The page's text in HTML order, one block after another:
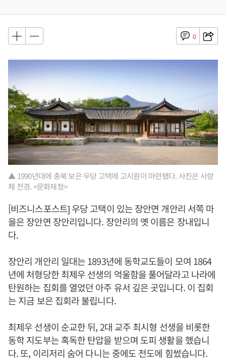
0
▲ 1990년대에 충북 보은 우당 고택에 고시원이 마련됐다. 사진은 사랑
채 전경. <문화재청>
[비즈니스포스트] 우당 고택이 있는 장안면 개안리 서쪽 마
을은 장안면 장안리입니다. 장안리의 옛 이름은 장내입니
다.
장안리 개안리 일대는 1893년에 동학교도들이 모여 1864
년에 처형당한 최제우 선생의 억울함을 풀어달라고 나라에
탄원하는 집회를 열었던 아주 유서 깊은 곳입니다. 이 집회
는 지금 보은 집회라 불립니다.
최제우 선생이 순교한 뒤, 2대 교주 최시형 선생을 비롯한
동학 지도부는 혹독한 탄압을 받으며 도피 생활을 했습니
다. 또, 이리저리 숨어 다니는 중에도 전도에 힘썼습니다.